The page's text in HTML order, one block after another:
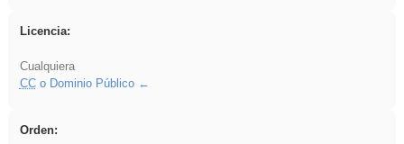
Licencia:
Cualquiera
CCo Dominio Público
Orden: